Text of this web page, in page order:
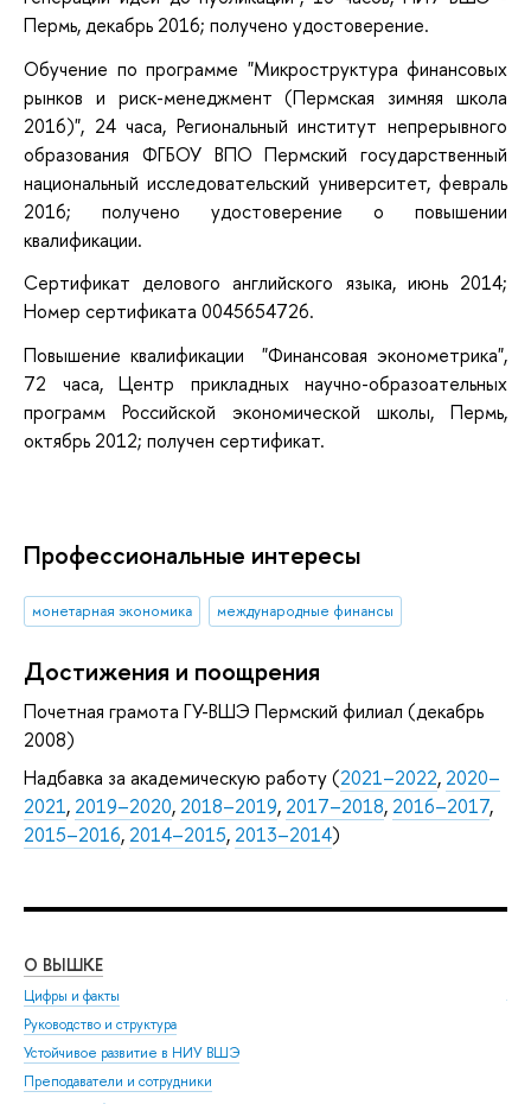
Пермь, декабрь 2016; получено удостоверение.
Обучение по программе "Микроструктура финансовых
рынков и риск-менеджмент (Пермская зимняя школа
2016)", 24 часа, Региональный институт непрерывного
образования ФГБОУ ВПО Пермский государственный
национальный исследовательский университет, февраль
2016; получено удостоверение о повышении
квалификации.
Сертификат делового английского языка, июнь 2014;
Номер сертификата 0045654726.
Повышение квалификации "Финансовая эконометрика",
72 часа, Центр прикладных научно-образоательных
программ Российской экономической школы, Пермь,
октябрь 2012; получен сертификат.
Профессиональные интересы
монетарная экономика международные финансы
Достижения и поощрения
Почетная грамота ГУ-ВШЭ Пермский филиал (декабрь
2008)
Надбавка за академическую работу (2021–2022, 2020–
2021, 2019–2020, 2018–2019, 2017–2018, 2016–2017,
2015–2016, 2014–2015, 2013–2014)
О ВЫШКЕ
Цифры и факты
Руководство и структура
Устойчивое развитие в НИУ ВШЭ
Преподаватели и сотрудники